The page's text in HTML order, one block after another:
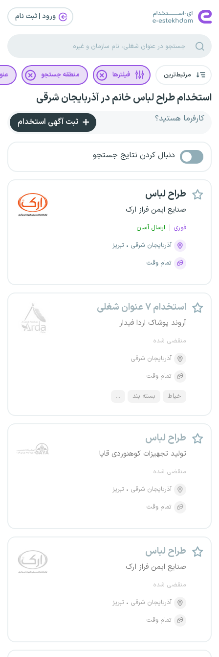
ورود | ثبت‌ نام
مرتبط‌ترین فیلترها منطقه جستجو
استخدام طراح لباس خانم در آذربایجان شرقی
کارفرما هستید؟ ثبت آگهی استخدام
دنبال کردن نتایج جستجو
طراح لباس
صنایع ایمن فراز ارک
فوری
ارسال آسان
آذربایجان شرقی
تبریز
تمام وقت
استخدام ۷ عنوان شغلی
آروند پوشاک اردا فیدار
منقضی شده
آذربایجان شرقی
تمام وقت
خیاط بسته بند ...
طراح لباس
تولید تجهیزات کوهنوردی قایا
منقضی شده
آذربایجان شرقی
تبریز
تمام وقت
طراح لباس
صنایع ایمن فراز ارک
منقضی شده
آذربایجان شرقی
تبریز
تمام وقت